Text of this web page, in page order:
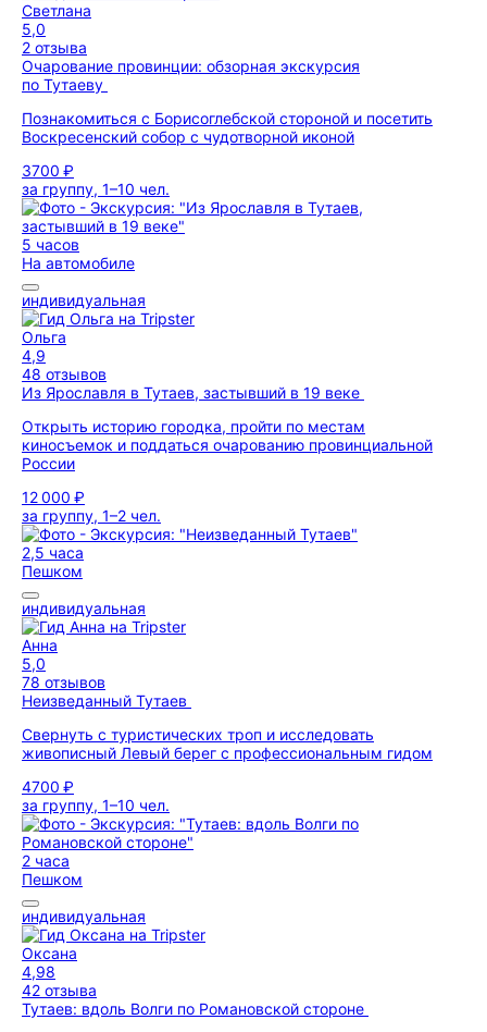
Светлана
5,0
2 отзыва
Очарование провинции: обзорная экскурсия
по Тутаеву
Познакомиться с Борисоглебской стороной и посетить
Воскресенский собор с чудотворной иконой
3700 ₽
за группу, 1–10 чел.
5 часов
На автомобиле
индивидуальная
Ольга
4,9
48 отзывов
Из Ярославля в Тутаев, застывший в 19 веке
Открыть историю городка, пройти по местам
киносъемок и поддаться очарованию провинциальной
России
12 000 ₽
за группу, 1–2 чел.
2,5 часа
Пешком
индивидуальная
Анна
5,0
78 отзывов
Неизведанный Тутаев
Свернуть с туристических троп и исследовать
живописный Левый берег с профессиональным гидом
4700 ₽
за группу, 1–10 чел.
2 часа
Пешком
индивидуальная
Оксана
4,98
42 отзыва
Тутаев: вдоль Волги по Романовской стороне